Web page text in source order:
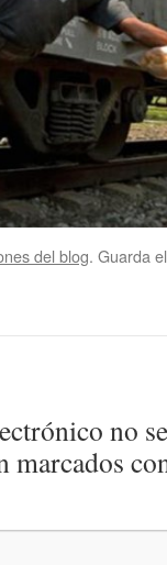
del blog. Guarda
no
marcados